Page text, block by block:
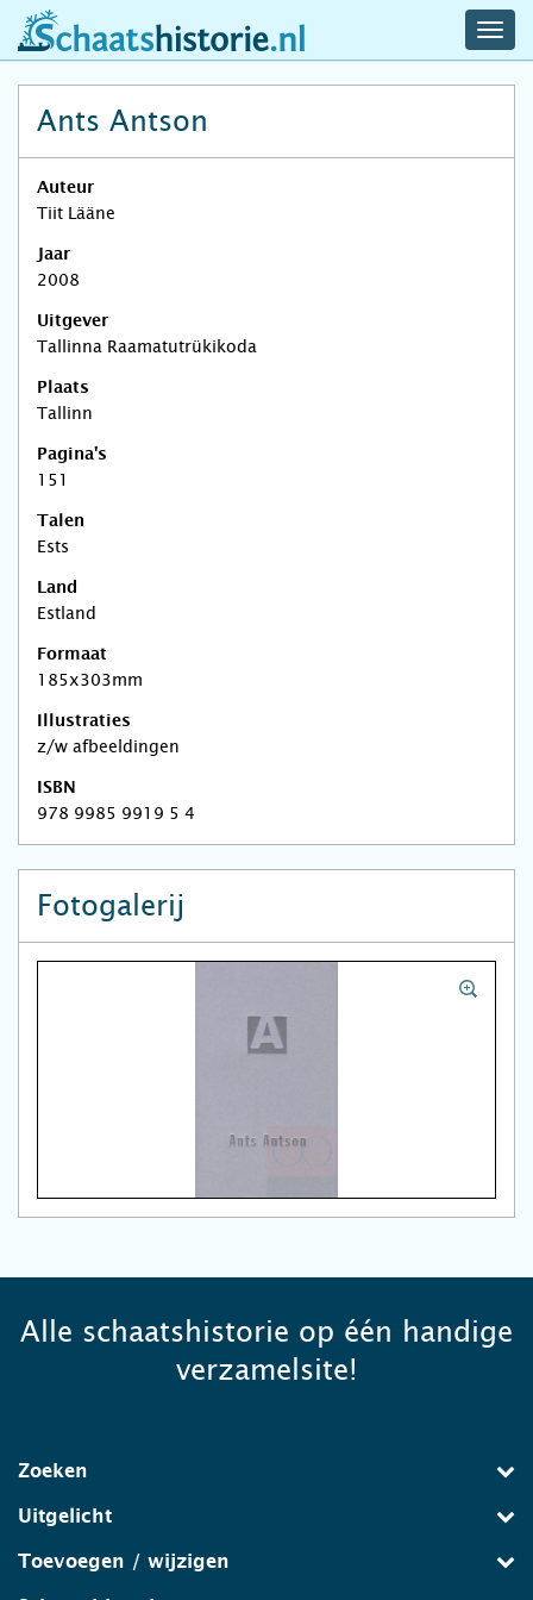
schaatshistorie.nl
Ants Antson
Auteur
Tiit Lääne
Jaar
2008
Uitgever
Tallinna Raamatutrükikoda
Plaats
Tallinn
Pagina's
151
Talen
Ests
Land
Estland
Formaat
185x303mm
Illustraties
z/w afbeeldingen
ISBN
978 9985 9919 5 4
Fotogalerij
Alle schaatshistorie op één handige
verzamelsite!
Zoeken
Uitgelicht
Toevoegen / wijzigen